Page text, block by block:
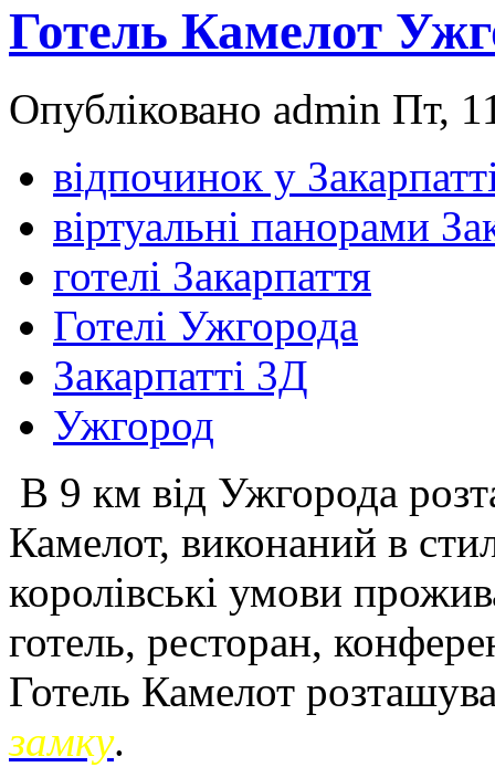
Готель Камелот
Опубліковано admin Пт,
відпочинок у
віртуальні панорами
готелі Закарпаття
Готелі Ужгорода
Закарпатті 3Д
Ужгород
В 9 км від Ужгорода
Камелот, виконаний в
королівські умови
готель, ресторан,
Готель Камелот
замку.